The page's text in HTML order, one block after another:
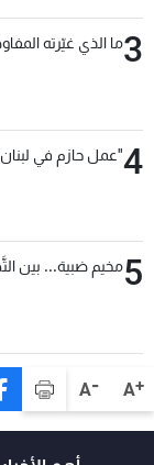
A+
A-
3ما الذي غيّرته
4"عمل حازم في
5مخيم ضبية... بين